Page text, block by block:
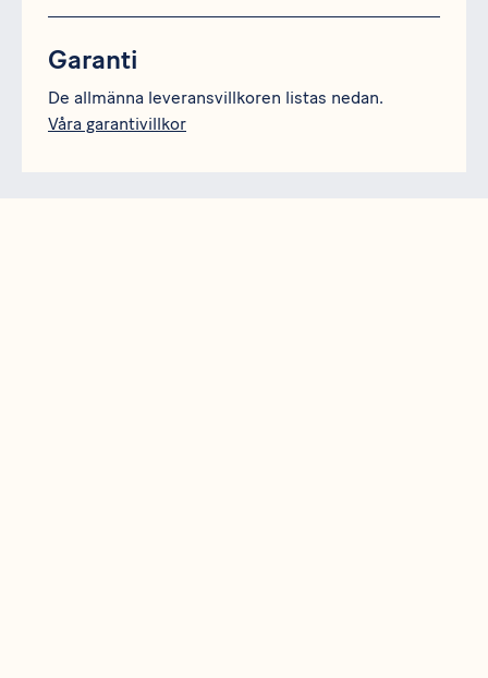
Garanti
De allmänna leveransvillkoren listas nedan.
Våra garantivillkor